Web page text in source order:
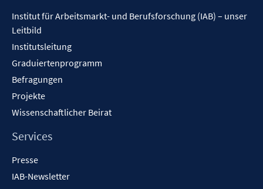
n
Institut für Arbeitsmarkt- und Berufsforschung (IAB) – unser
Leitbild
Institutsleitung
Graduiertenprogramm
Befragungen
Projekte
Wissenschaftlicher Beirat
Services
Presse
IAB-Newsletter